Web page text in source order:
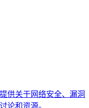
供关于网络安全、漏洞
论和资源。